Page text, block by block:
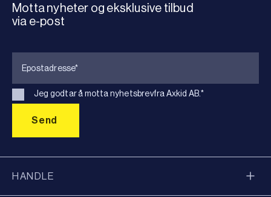
Motta nyheter og eksklusive tilbud
via e-post
Jeg godtar å motta nyhetsbrevfra Axkid AB.*
HANDLE